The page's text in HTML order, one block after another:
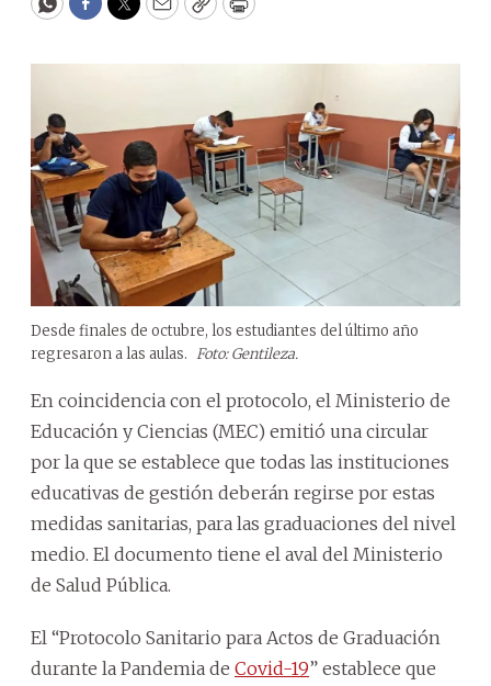
WhatsApp
Facebook
Twitter
EmailCopyPrint
Desde finales de octubre, los estudiantes del último año
regresaron a las aulas. Foto: Gentileza.
En coincidencia con el protocolo, el Ministerio de
Educación y Ciencias (MEC) emitió una circular
por la que se establece que todas las instituciones
educativas de gestión deberán regirse por estas
medidas sanitarias, para las graduaciones del nivel
medio. El documento tiene el aval del Ministerio
de Salud Pública.
El “Protocolo Sanitario para Actos de Graduación
durante la Pandemia de Covid-19” establece que